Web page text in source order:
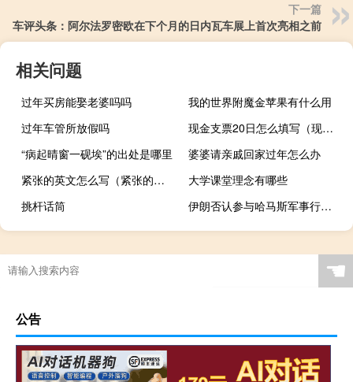
下一篇
车评头条：阿尔法罗密欧在下个月的日内瓦车展上首次亮相之前
相关问题
过年买房能娶老婆吗吗
我的世界附魔金苹果有什么用
过年车管所放假吗
现金支票20日怎么填写（现金支票20号怎么写）
“病起晴窗一砚埃”的出处是哪里
婆婆请亲戚回家过年怎么办
紧张的英文怎么写（紧张的英文）
大学课堂理念有哪些
挑杆话筒
伊朗否认参与哈马斯军事行动：完全是巴勒斯坦人自发的反应
☚
公告